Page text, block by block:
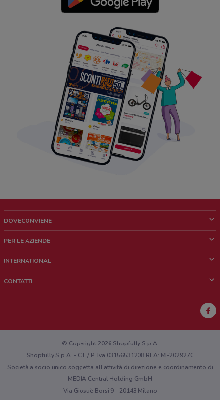
DOVECONVIENE
Chi siamo
Lavora con noi
PER LE AZIENDE
Richieste commerciali e marketing
INTERNATIONAL
CONTATTI
Hai un malfunzionamento sul web o sull'app?
© Copyright 2026 Shopfully S.p.A.
Shopfully S.p.A. - C.F / P. Iva 03156531208 REA: MI-2029270
Società a socio unico soggetta all’attività di direzione e coordinamento di
MEDIA Central Holding GmbH
Via Giosuè Borsi 9 - 20143 Milano